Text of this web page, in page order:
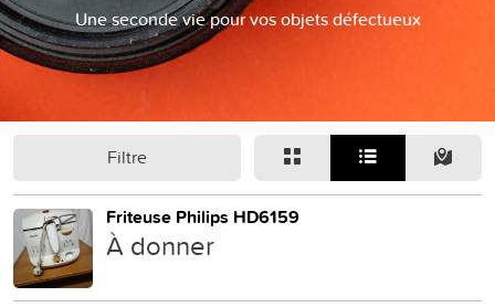
Une seconde vie pour vos objets défectueux
Filtre
Friteuse Philips HD6159
À donner